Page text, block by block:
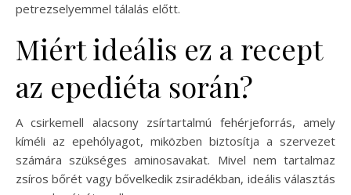
petrezselyemmel tálalás előtt.
Miért ideális ez a recept
az epediéta során?
A csirkemell alacsony zsírtartalmú fehérjeforrás, amely
kíméli az epehólyagot, miközben biztosítja a szervezet
számára szükséges aminosavakat. Mivel nem tartalmaz
zsíros bőrét vagy bővelkedik zsiradékban, ideális választás